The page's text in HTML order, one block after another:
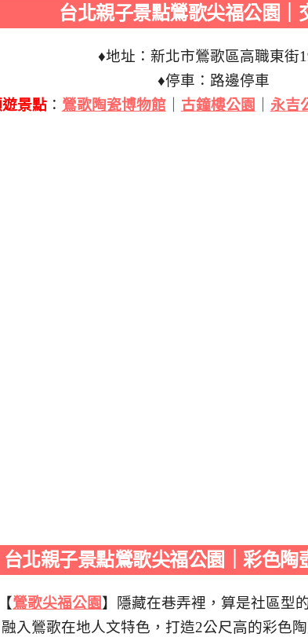
台北親子景點鶯歌尖福公園｜
♦地址：新北市鶯歌區高職東街
♦停車：路邊停車
景點： 鶯歌陶瓷博物館｜ 古鐘樓公園 永吉
台北親子景點鶯歌尖福公園｜彩色陶
【鶯歌尖福公園 】隱藏在巷弄裡，算是社區型
融入鶯歌在地人文特色，打造2公尺高的彩色